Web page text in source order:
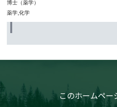
博士（薬学）
薬学,化学
このホームペー